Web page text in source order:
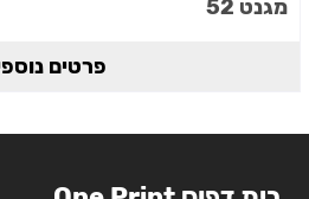
מגנט 52
פרטים